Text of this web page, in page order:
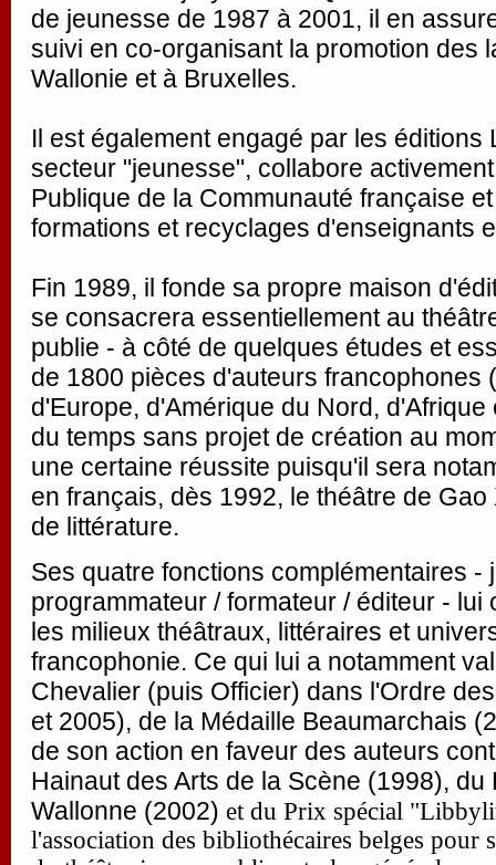
de jeunesse de 1987 à 2001, il en
suivi en co-organisant la promotion des
Wallonie et à Bruxelles.
Il est également engagé par les éditions
secteur "jeunesse", collabore
Publique de la Communauté française
formations et recyclages d'enseignants
Fin 1989, il fonde sa propre maison
se consacrera essentiellement au
publie - à côté de quelques études et
de 1800 pièces d'auteurs francophones
d'Europe, d'Amérique du Nord,
du temps sans projet de création au
une certaine réussite puisqu'il sera
en français, dès 1992, le théâtre de
de littérature.
Ses quatre fonctions complémentaires -
programmateur / formateur / éditeur - lui
les milieux théâtraux, littéraires et
francophonie. Ce qui lui a notamment
Chevalier (puis Officier) dans l'Ordre
et 2005), de la Médaille Beaumarchais
de son action en faveur des auteurs
Hainaut des Arts de la Scène (1998), du
Wallonne (2002) et du Prix spécial
l'association des bibliothécaires belges pour